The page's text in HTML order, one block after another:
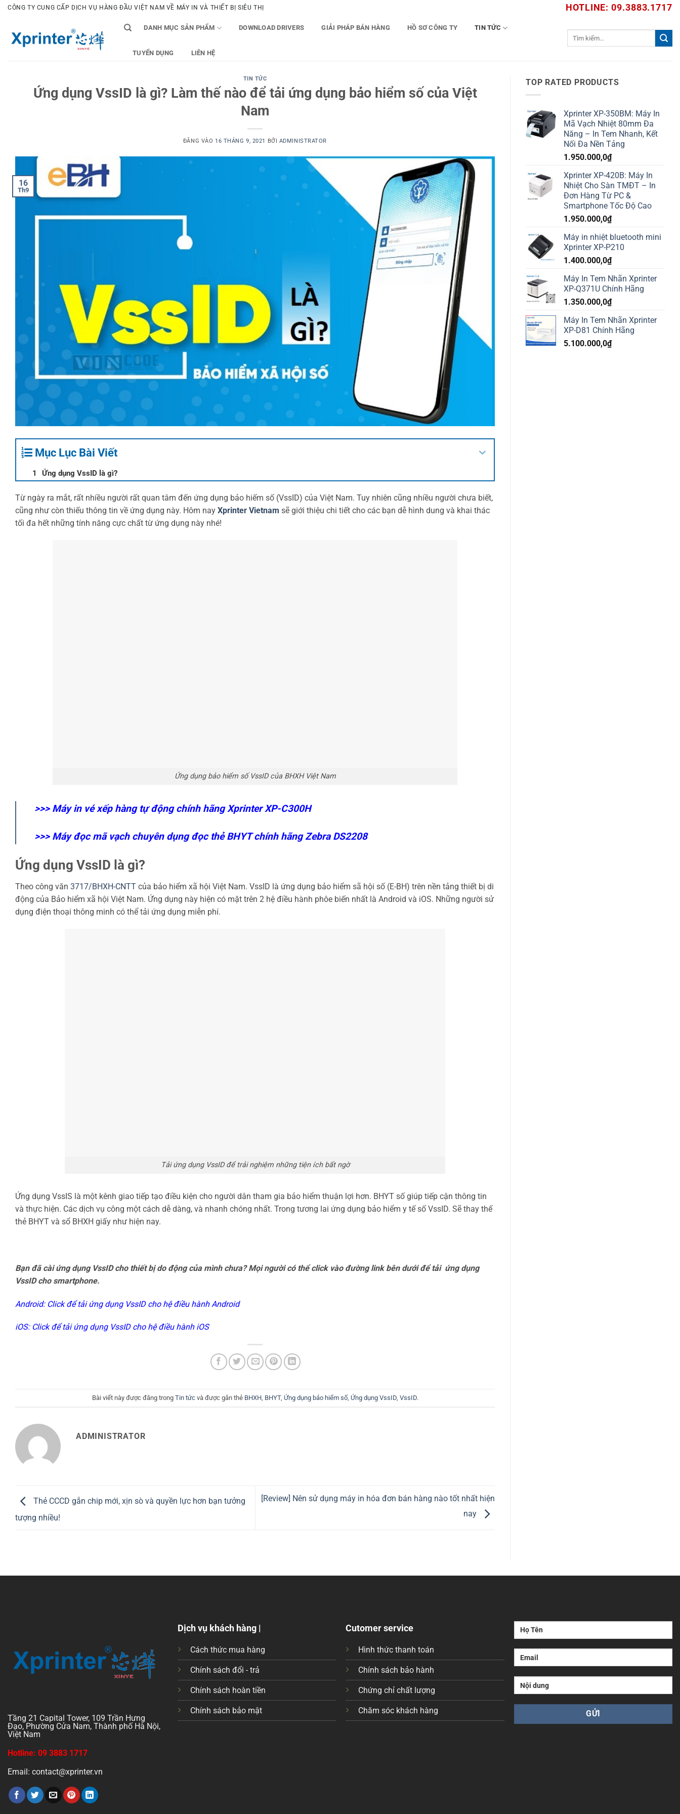
Bỏ
dung
CÔNG TY CUNG CẤP DỊCH VỤ HÀNG ĐẦU VIỆT NAM VỀ MÁY IN VÀ THIẾT BỊ SIÊU THỊ HOTLINE: 09.3883.1717
DANH MỤC SẢN PHẨM DOWNLOAD DRIVERS GIẢI PHÁP BÁN HÀNG HỒ SƠ CÔNG TY TIN TỨC
TUYỂN DỤNG LIÊN HỆ
TIN TỨC
Ứng dụng VssID là gì? Làm thế nào để tải ứng dụng bảo hiểm số của Việt
Nam
ĐĂNG VÀO 16 THÁNG 9, 2021 BỞI ADMINISTRATOR
16
Th9
Mục Lục Bài Viết
Ứng dụng VssID là gì?
Từ ngày ra mắt, rất nhiều người rất quan tâm đến ứng dụng bảo hiếm số (VssID) của Việt Nam. Tuy nhiên cũng nhiều người chưa biết,
cũng như còn thiếu thông tin về ứng dụng này. Hôm nay Xprinter Vietnam sẽ giới thiệu chi tiết cho các bạn dễ hình dung và khai thác
tối đa hết những tính năng cực chất từ ứng dụng này nhé!
Ứng dụng bảo hiểm số VssID của BHXH Việt Nam
>>> Máy in vé xếp hàng tự động chính hãng Xprinter XP-C300H
>>> Máy đọc mã vạch chuyên dụng đọc thẻ BHYT chính hãng Zebra DS2208
Ứng dụng VssID là gì?
Theo công văn 3717/BHXH-CNTT của bảo hiểm xã hội Việt Nam. VssID là ứng dụng bảo hiểm sã hội số (E-BH) trên nền tảng thiết bị di
động của Bảo hiểm xã hội Việt Nam. Ứng dụng này hiện có mặt trên 2 hệ điều hành phôe biến nhất là Android và iOS. Những người sử
dụng điện thoại thông minh có thể tải ứng dụng miễn phí.
Tải ứng dụng VssID để trải nghiệm những tiện ích bất ngờ
Ứng dụng VssIS là một kênh giao tiếp tạo điều kiện cho người dân tham gia bảo hiểm thuận lợi hơn. BHYT số giúp tiếp cận thông tin
và thực hiện. Các dịch vụ công một cách dễ dàng, và nhanh chóng nhất. Trong tương lai ứng dụng bảo hiểm y tế số VssID. Sẽ thay thế
thẻ BHYT và sổ BHXH giấy như hiện nay.
Bạn đã cài ứng dụng VssID cho thiết bị do động của mình chưa? Mọi người có thể click vào đường link bên dưới để tải ứng dụng
VssID cho smartphone.
Android: Click để tải ứng dụng VssID cho hệ điều hành Android
iOS: Click để tải ứng dụng VssID cho hệ điều hành iOS
Bài viết này được đăng trong Tin tứcvà được gắn thẻ BHXH, BHYT, Ứng dụng bảo hiểm số, Ứng dụng VssID, VssID.
ADMINISTRATOR
Thẻ CCCD gắn chip mới, xịn sò và quyền lực hơn bạn tưởng
tượng nhiều!
[Review] Nên sử dụng máy in hóa đơn bán hàng nào tốt nhất hiện
nay
TOP RATED PRODUCTS
Xprinter XP-350BM: Máy In
Mã Vạch Nhiệt 80mm Đa
Năng – In Tem Nhanh, Kết
Nối Đa Nền Tảng
1.950.000,0₫
Xprinter XP-420B: Máy In
Nhiệt Cho Sàn TMĐT – In
Đơn Hàng Từ PC &
Smartphone Tốc Độ Cao
1.950.000,0₫
Máy in nhiệt bluetooth mini
Xprinter XP-P210
1.400.000,0₫
Máy In Tem Nhãn Xprinter
XP-Q371U Chính Hãng
1.350.000,0₫
Máy In Tem Nhãn Xprinter
XP-D81 Chính Hãng
5.100.000,0₫
Tầng 21 Capital Tower, 109 Trần Hưng
Đạo, Phường Cửa Nam, Thành phố Hà Nội,
Việt Nam
Hotline: 09 3883 1717
Email: contact@xprinter.vn
Dịch vụ khách hàng |
Cách thức mua hàng
Chính sách đổi - trả
Chính sách hoàn tiền
Chính sách bảo mật
Cutomer service
Hình thức thanh toán
Chính sách bảo hành
Chứng chỉ chất lượng
Chăm sóc khách hàng